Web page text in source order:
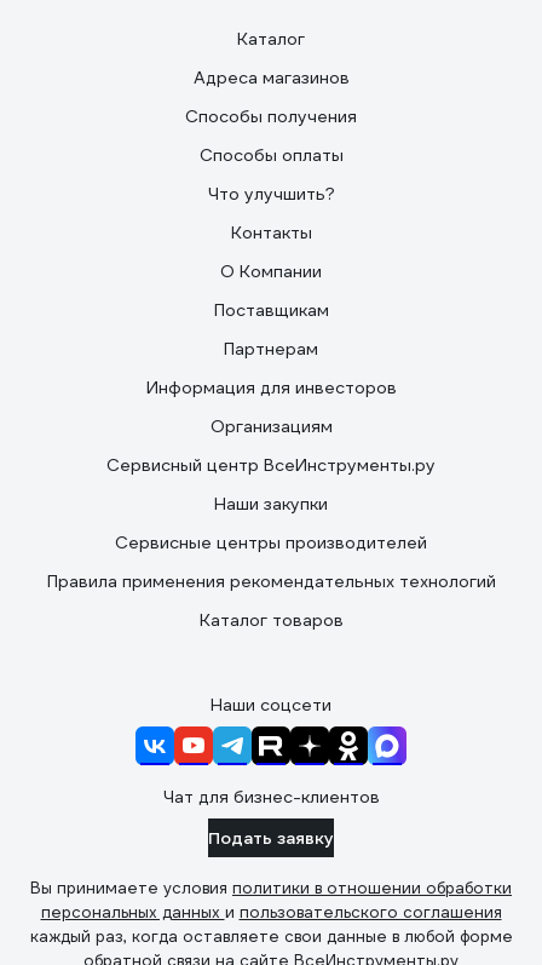
Каталог
Адреса магазинов
Способы получения
Способы оплаты
Что улучшить?
Контакты
О Компании
Поставщикам
Партнерам
Информация для инвесторов
Организациям
Сервисный центр ВсеИнструменты.ру
Наши закупки
Сервисные центры производителей
Правила применения рекомендательных технологий
Каталог товаров
Наши соцсети
Чат для бизнес-клиентов
Подать заявку
Вы принимаете условия политики в отношении обработки
персональных данных и пользовательского соглашения
каждый раз, когда оставляете свои данные в любой форме
обратной связи на сайте ВсеИнструменты.ру